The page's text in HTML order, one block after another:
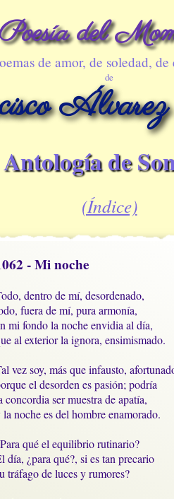
Poesía del
de amor, de soledad, de
de
Antología de
(Índice)
- Mi noche
dentro de mí, desordenado,
fuera de mí, pura armonía,
mi fondo la noche envidia al día,
al exterior la ignora, ensimismado.
vez soy, más que infausto,
el desorden es pasión; podría
concordia ser muestra de apatía,
la noche es del hombre enamorado.
qué el equilibrio rutinario?
día, ¿para qué?, si es tan precario
tráfago de luces y rumores?